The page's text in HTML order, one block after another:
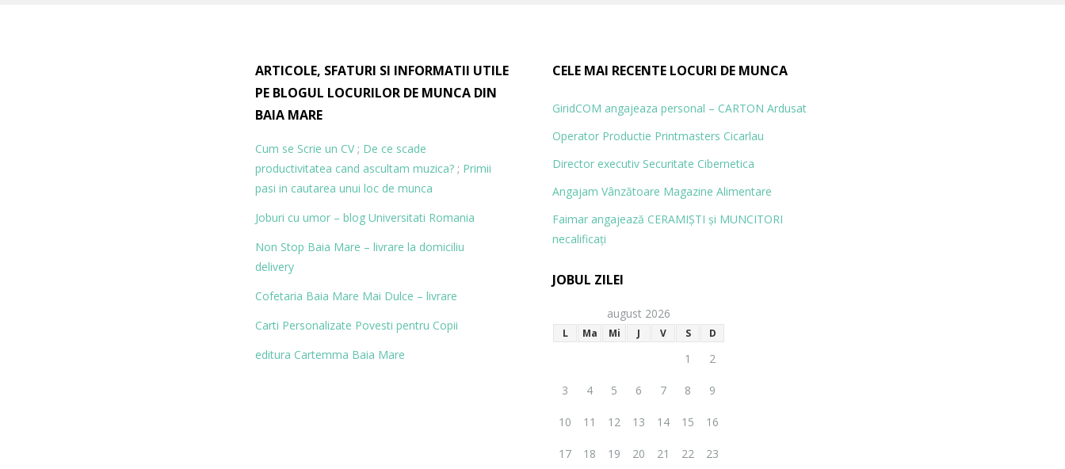
ARTICOLE, SFATURI SI INFORMATII UTILE
PE BLOGUL LOCURILOR DE MUNCA DIN
BAIA MARE
Cum se Scrie un CV; De ce scade
productivitatea cand ascultam muzica? ; Primii
pasi in cautarea unui loc de munca
Joburi cu umor – blog Universitati Romania
Non Stop Baia Mare – livrare la domiciliu
delivery
Cofetaria Baia Mare Mai Dulce – livrare
Carti Personalizate Povesti pentru Copii
editura Cartemma Baia Mare
CELE MAI RECENTE LOCURI DE MUNCA
GiridCOM angajeaza personal – CARTON Ardusat
Operator Productie Printmasters Cicarlau
Director executiv Securitate Cibernetica
Angajam Vânzătoare Magazine Alimentare
Faimar angajează CERAMIŞTI și MUN­CITORI
necalificaţi
JOBUL ZILEI
august 2026
L Ma Mi J V S D
1 2
3 4 5 6 7 8 9
10 11 12 13 14 15 16
17 18 19 20 21 22 23